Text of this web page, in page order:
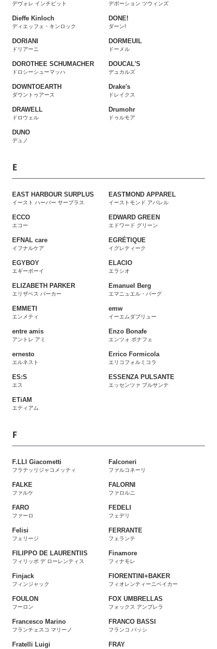
デヴォレ インチピット デボーション ツウィンズ
Dieffe Kinloch
ディエッフェ・キンロック
DONE!
ダーン!
DORIANI
ドリアーニ
DORMEUIL
ドーメル
DOROTHEE SCHUMACHER
ドロシーシューマッハ
DOUCAL'S
デュカルズ
DOWNTOEARTH
ダウントゥアース
Drake's
ドレイクス
DRAWELL
ドロウェル
Drumohr
ドゥルモア
DUNO
デュノ
E
EAST HARBOUR SURPLUS
イースト ハーバー サープラス
EASTMOND APPAREL
イーストモンド アパレル
ECCO
エコー
EDWARD GREEN
エドワード グリーン
EFNAL care
イフナルケア
EGRÉTIQUE
イグレティーク
EGYBOY
エギーボーイ
ELACIO
エラシオ
ELIZABETH PARKER
エリザベス パーカー
Emanuel Berg
エマニュエル・バーグ
EMMETI
エンメティ
emw
イーエムダブリュー
entre amis
アントレ アミ
Enzo Bonafe
エンツォ ボナフェ
ernesto
エルネスト
Errico Formicola
エリコフォルミコラ
ES:S
エス
ESSENZA PULSANTE
エッセンツァ プルサンテ
ETiAM
エティアム
F
F.LLI Giacometti
フラテッリジャコメッティ
Falconeri
ファルコネーリ
FALKE
ファルケ
FALORNI
ファロルニ
FARO
ファーロ
FEDELI
フェデリ
Felisi
フェリージ
FERRANTE
フェランテ
FILIPPO DE LAURENTIIS
フィリッポ デ ローレンティス
Finamore
フィナモレ
Finjack
フィンジャック
FIORENTINI+BAKER
フィオレンティーニベイカー
FOULON
フーロン
FOX UMBRELLAS
フォックス アンブレラ
Francesco Marino
フランチェスコ マリーノ
FRANCO BASSI
フランコ バッシ
Fratelli Luigi FRAY